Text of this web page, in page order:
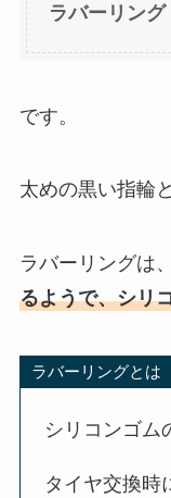
ラバーリング
です。
太めの黒い指輪
ラバーリングは、
るようで、シリ
ラバーリングとは
シリコンゴム
タイヤ交換時